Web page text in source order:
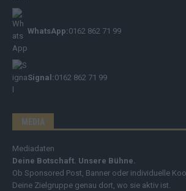
WhatsApp:0162 862 71 99
Signal:0162 862 71 99
MEDIA
Mediadaten
Deine Botschaft. Unsere Bühne.
Ob Sponsored Post, Banner oder individuelle
Deine Zielgruppe genau dort, wo sie aktiv ist.